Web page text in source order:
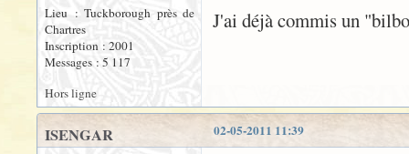
Lieu : Tuckborough près de
Chartres
Inscription : 2001
Messages : 5 117
J'ai déjà commis un
Hors ligne
02-05-2011 11:39
ISENGAR